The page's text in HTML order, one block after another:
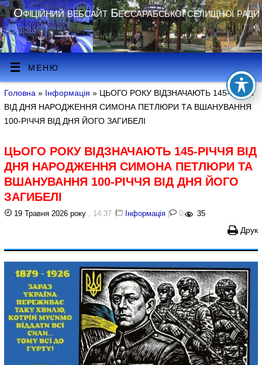
Офіційний вебсайт Бессарабської селищної ради
МЕНЮ
Головна » Інформація » ЦЬОГО РОКУ ВІДЗНАЧАЮТЬ 145-РІЧЧЯ
ВІД ДНЯ НАРОДЖЕННЯ СИМОНА ПЕТЛЮРИ ТА ВШАНУВАННЯ
100-РІЧЧЯ ВІД ДНЯ ЙОГО ЗАГИБЕЛІ
ЦЬОГО РОКУ ВІДЗНАЧАЮТЬ 145-РІЧЧЯ ВІД
ДНЯ НАРОДЖЕННЯ СИМОНА ПЕТЛЮРИ ТА
ВШАНУВАННЯ 100-РІЧЧЯ ВІД ДНЯ ЙОГО
ЗАГИБЕЛІ
19 Травня 2026 року , 14:37 | Інформація | 0 | 35
Друк